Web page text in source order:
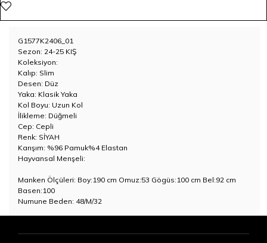
G1577K2406_01
Sezon: 24-25 KIŞ
Koleksiyon:
Kalıp: Slim
Desen: Düz
Yaka: Klasik Yaka
Kol Boyu: Uzun Kol
İlikleme: Düğmeli
Cep: Cepli
Renk: SİYAH
Karışım: %96 Pamuk%4 Elastan
Hayvansal Menşeli:
Manken Ölçüleri: Boy:190 cm Omuz:53 Gögüs:100 cm Bel:92 cm
Basen:100
Numune Beden: 48/M/32